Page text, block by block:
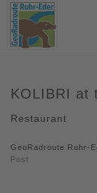
KOLIBRI at
Restaurant
GeoRadroute Ruhr-
Post